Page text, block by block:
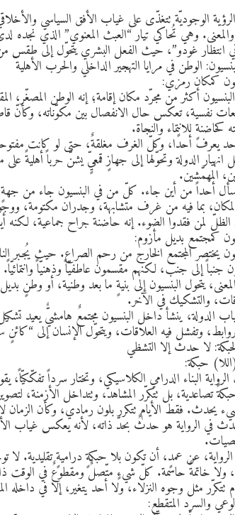
الوجوديّة تتغذّى على غياب الأفق السياسي
والمعنى. وهي تُحاكي تيار “العبث المعنوي” الذي نجده
انتظار غودو”، حيث الفعل البشري يتحوّل إلى طقس من
كمكان رمزي:
أكثر من مجرّد مكان إقامة؛ إنه الوطن المصغّر،
نفسية، تعكس حال الانفصال بين مكوّناته، وكأنّ
كحاضنةٍ للانتماء والنجاة.
يعرف أحدًا، وكلّ الغرف مغلقةٌ، حتى لو كانت
الدولة وتحوّلها إلى جهازٍ قمعيٍّ يشنّ حرباً أهليةً على
المهمّشين.
أحداً من أين جاء. كلّ من في البنسيون جاء من
بما فيه من غرف متشابهة، وجدران مكتومة،
لمن فقدوا الضوء. إنه حاضنة جراح جماعية، لكنه
كمجتمع بديل مأزوم:
يختصر المجتمع الخارج من رحم الصراع. حيث يُجبر
جنباً إلى جنب، لكنهم مقسمون عاطفيّاً وذهنيّاً
يتحول البنسيون إلى بنيةٍ ما بعد وطنية، أو وطنٍ
والتشكيك في الآخر.
الدولة، ينشأ داخل البنسيون مجتمعٌ هامشيٌّ يعيد
وتفشل فيه العلاقات، ويتحوّل الإنسان إلى
حبكة:
الرواية البناء الدرامي الكلاسيكي، وتختار سرداً
تصاعدية، بل تتكرّر المشاهد، وتتداخل الأزمنة،
يحدث. فقط الأيام تتكرر بلون رمادي، وكأن الزمان
في الرواية هو حدثٌ بحدّ ذاته، لأنه يعكس غياب
الرواية، عن عمدٍ، أن تكون بلا حبكةٍ دراميةٍ تقليدية. لا
ولا خاتمةٌ حاسمة. كلّ شيءٍ متّصلٌ ومقطوعٌ في الوقت
تتكرّر مثل وجوه النزلاء، ولا أحد يتغير، إلا في داخله
والسرد المتقطع: